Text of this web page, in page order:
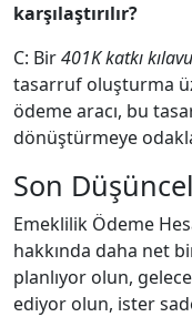
karşılaştırılır?
C: Bir401K katkı
tasarruf oluşturma
ödeme aracı, bu
dönüştürmeye
Son
Emeklilik Ödeme
hakkında daha net
planlıyor olun,
ediyor olun, ister